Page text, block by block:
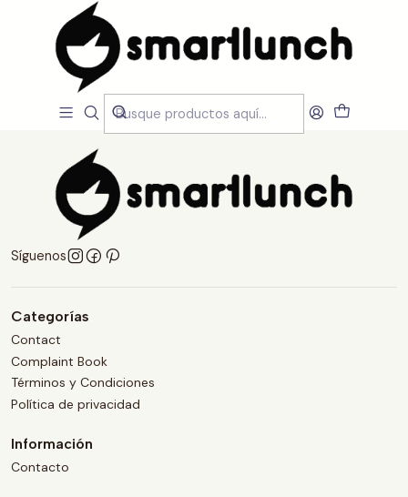
Quienes somos
Síguenos
Categorías
Contact
Complaint Book
Términos y Condiciones
Política de privacidad
Información
Contacto